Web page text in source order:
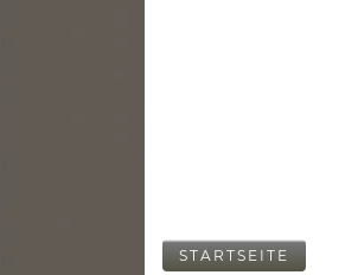
STARTSEITE